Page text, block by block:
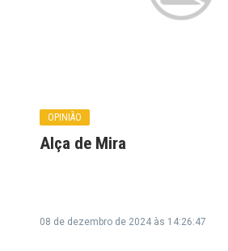
OPINIÃO
Alça de Mira
08 de dezembro de 2024 às 14:26:47